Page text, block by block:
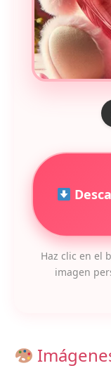
Haz clic en el
imagen